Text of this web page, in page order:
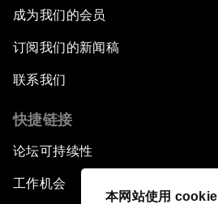
本网站使用 cookie
成为我们的会员
订阅我们的新闻稿
联系我们
快捷链接
论坛可持续性
工作机会